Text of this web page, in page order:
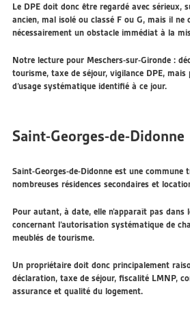
Le DPE doit donc être regardé avec sérieux,
ancien, mal isolé ou classé F ou G, mais il ne
nécessairement un obstacle immédiat à la
Notre lecture pour Meschers-sur-Gironde :
tourisme, taxe de séjour, vigilance DPE, mais
d’usage systématique identifié à ce jour.
Saint-Georges-de-Didonne
Saint-Georges-de-Didonne est une commune
nombreuses résidences secondaires et
Pour autant, à date, elle n’apparaît pas dans
concernant l’autorisation systématique de
meublés de tourisme.
Un propriétaire doit donc principalement
déclaration, taxe de séjour, fiscalité LMNP,
assurance et qualité du logement.